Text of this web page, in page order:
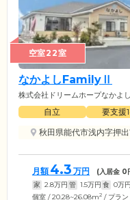
空室22室
なかよしFamilyⅡ
株式会社ドリームホープなかよし
自立 要支援
秋田県能代市浅内字押出
月額 4.3 万円 (入居金 0
家 2.8万円 管 1.5万円 食 0万円
個室 / 20.28~26.08m2 / プラン